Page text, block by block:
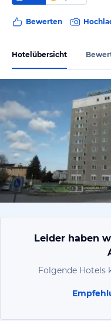
Bewerten
Hotelübersicht
Leider haben
Folgende Hotels